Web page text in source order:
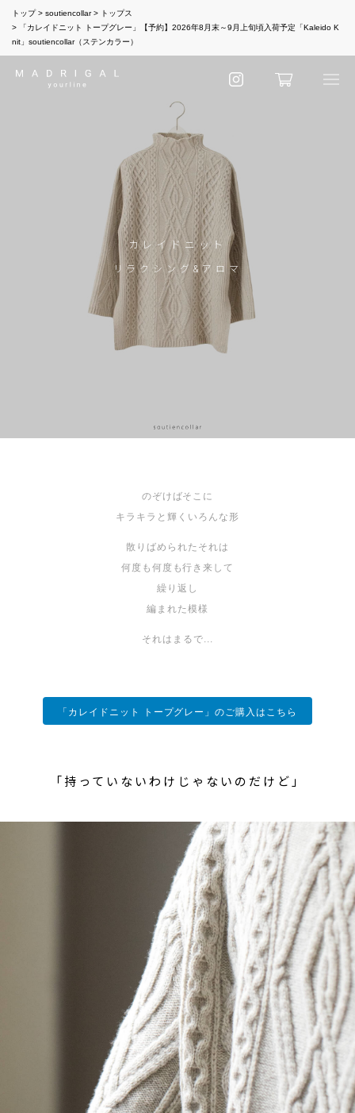
トップ soutiencollar
トップス
「カレイドニット トープグレー」【予約】2026年8月末～9月上旬頃入荷予定「Kaleido K
nit」soutiencollar（ステンカラー）
カレイドニット
リラクシング&アロマ
のぞけばそこに
キラキラと輝くいろんな形
散りばめられたそれは
何度も何度も行き来して
繰り返し
編まれた模様
それはまるで...
「カレイドニット トープグレー」のご購入はこちら
「持っていないわけじゃないのだけど」